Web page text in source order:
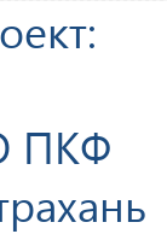
ПКФ